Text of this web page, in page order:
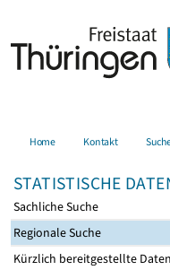
Home Kontakt
STATISTISCHE
Sachliche Suche
Regionale Suche
Kürzlich bereitgestellte Daten